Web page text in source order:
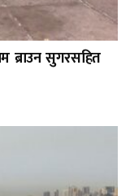
ब्राउन सुगरसहित